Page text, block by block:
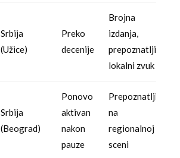
Srbija
(Užice)
Preko
decenije
Brojna
izdanja,
prepoznatljiv
lokalni zvuk
Srbija
(Beograd)
Ponovo
aktivan
nakon
pauze
Prepoznatljiv
na
regionalnoj
sceni